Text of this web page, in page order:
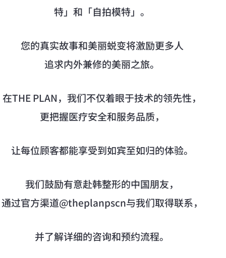
特」和「自拍模特」。
您的真实故事和美丽蜕变将激励更多人
追求内外兼修的美丽之旅。
在THE PLAN，我们不仅着眼于技术的领先性，
更把握医疗安全和服务品质，
让每位顾客都能享受到如宾至如归的体验。
我们鼓励有意赴韩整形的中国朋友，
通过官方渠道@theplanpscn与我们取得联系，
并了解详细的咨询和预约流程。